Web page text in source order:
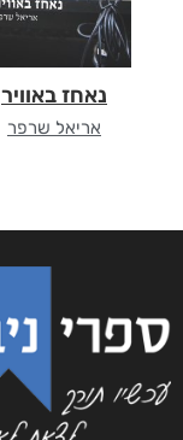
נאחז באוויר
אריאל שרפר